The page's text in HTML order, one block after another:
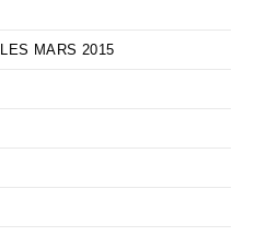
MARS 2015